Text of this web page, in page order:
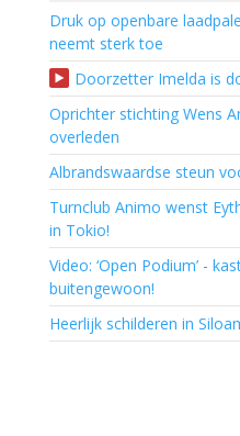
Druk op openbare
neemt sterk toe
Doorzetter Imelda is
Oprichter stichting Wens
overleden
Albrandswaardse steun
Turnclub Animo wenst
in Tokio!
Video: ‘Open Podium’ -
buitengewoon!
Heerlijk schilderen in